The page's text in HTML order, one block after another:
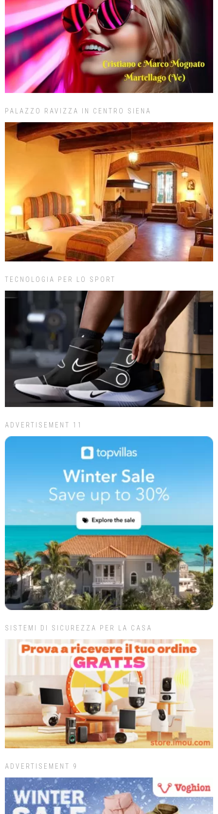
PALAZZO RAVIZZA IN CENTRO SIENA
TECNOLOGIA PER LO SPORT
ADVERTISEMENT 11
SISTEMI DI SICUREZZA PER LA CASA
ADVERTISEMENT 9